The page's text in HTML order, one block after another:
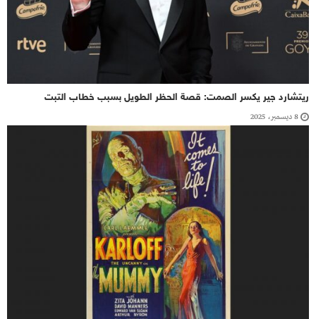
ريتشارد جير يكسر الصمت: قصة الحظر الطويل بسبب خطاب التبت
8 ديسمبر، 2025